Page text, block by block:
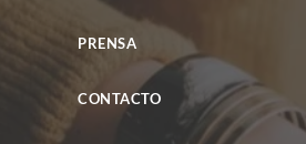
PRENSA
CONTACTO